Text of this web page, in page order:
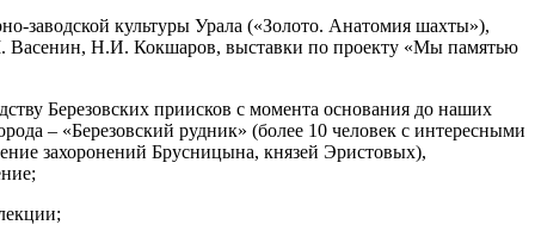
заводской культуры Урала («Золото. Анатомия шахты»),
Васенин, Н.И. Кокшаров, выставки по проекту «Мы памятью
Березовских приисков с момента основания до наших
– «Березовский рудник» (более 10 человек с интересными
захоронений Брусницына, князей Эристовых),